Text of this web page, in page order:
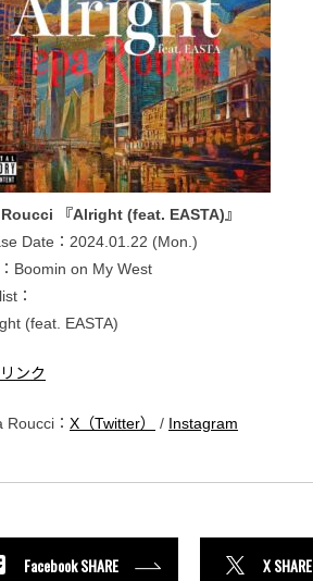
『Alright (feat. EASTA)』
Date：2024.01.22 (Mon.)
Boomin on My West
：
(feat. EASTA)
ンク
Roucci： X（Twitter） / Instagram
Facebook SHARE X SHARE